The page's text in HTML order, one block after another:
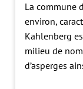
La commune
environ,
Kahlenberg
milieu de
d’asperges